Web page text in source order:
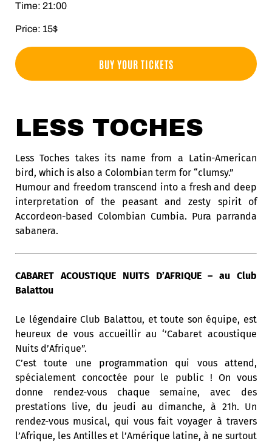
Time: 21:00
Price: 15$
BUY YOUR TICKETS
LESS TOCHES
Less Toches takes its name from a Latin-American
bird, which is also a Colombian term for “clumsy.”
Humour and freedom transcend into a fresh and deep
interpretation of the peasant and zesty spirit of
Accordeon-based Colombian Cumbia. Pura parranda
sabanera.
CABARET ACOUSTIQUE NUITS D’AFRIQUE – au Club
Balattou
Le légendaire Club Balattou, et toute son équipe, est
heureux de vous accueillir au ‘’Cabaret acoustique
Nuits d’Afrique”.
C’est toute une programmation qui vous attend,
spécialement concoctée pour le public ! On vous
donne rendez-vous chaque semaine, avec des
prestations live, du jeudi au dimanche, à 21h. Un
rendez-vous musical, qui vous fait voyager à travers
l’Afrique, les Antilles et l’Amérique latine, à ne surtout